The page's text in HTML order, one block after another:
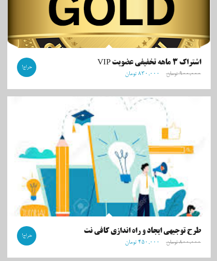
اشتراک ۳ ماهه تخفیفی عضویت VIP
۹۰۰,۰۰۰ تومان ۸۳۰,۰۰۰ تومان
حراج!
طرح توجیهی ایجاد و راه اندازی کافی نت
۸۰۰,۰۰۰ تومان ۴۵۰,۰۰۰ تومان
حراج!